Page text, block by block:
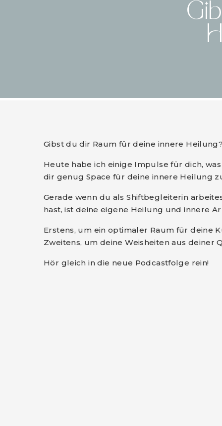
Gibst du dir Raum für deine innere
Heute habe ich einige Impulse für dich,
dir genug Space für deine innere Heilung
Gerade wenn du als Shiftbegleiterin
hast, ist deine eigene Heilung und innere
Erstens, um ein optimaler Raum für deine
Zweitens, um deine Weisheiten aus deiner
Hör gleich in die neue Podcastfolge rein!